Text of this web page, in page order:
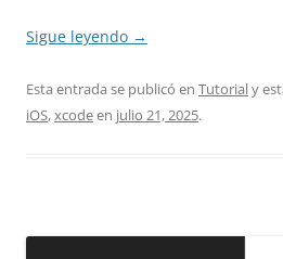
Sigue leyendo →
Esta entrada se publicó en Tutorialy
iOS,xcodeen julio 21, 2025.